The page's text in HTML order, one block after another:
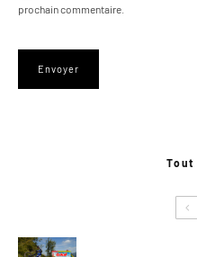
prochain commentaire.
Tout